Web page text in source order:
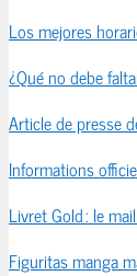
Los mejores
¿Qué no debe
Article de presse
Informations
Livret Gold : le
Figuritas manga